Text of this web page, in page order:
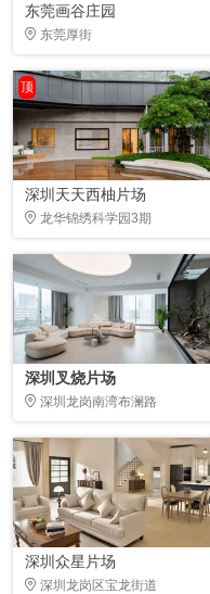
东莞画谷庄园
东莞厚街
顶
深圳天天西柚片场
龙华锦绣科学园3期
深圳叉烧片场
深圳龙岗南湾布澜路
深圳众星片场
深圳龙岗区宝龙街道